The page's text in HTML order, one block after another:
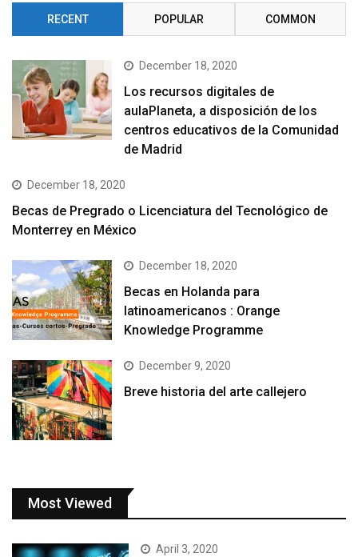
RECENT POPULAR COMMON
December 18, 2020
Los recursos digitales de
aulaPlaneta, a disposición de los
centros educativos de la Comunidad
de Madrid
December 18, 2020
Becas de Pregrado o Licenciatura del Tecnológico de
Monterrey en México
December 18, 2020
Becas en Holanda para
latinoamericanos : Orange
Knowledge Programme
December 9, 2020
Breve historia del arte callejero
Most Viewed
April 3, 2020